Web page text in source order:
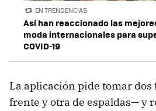
EN TRENDENCIAS
Así han reaccionado las
moda internacionales para
COVID-19
La aplicación pide tomar dos
frente y otra de espaldas— y